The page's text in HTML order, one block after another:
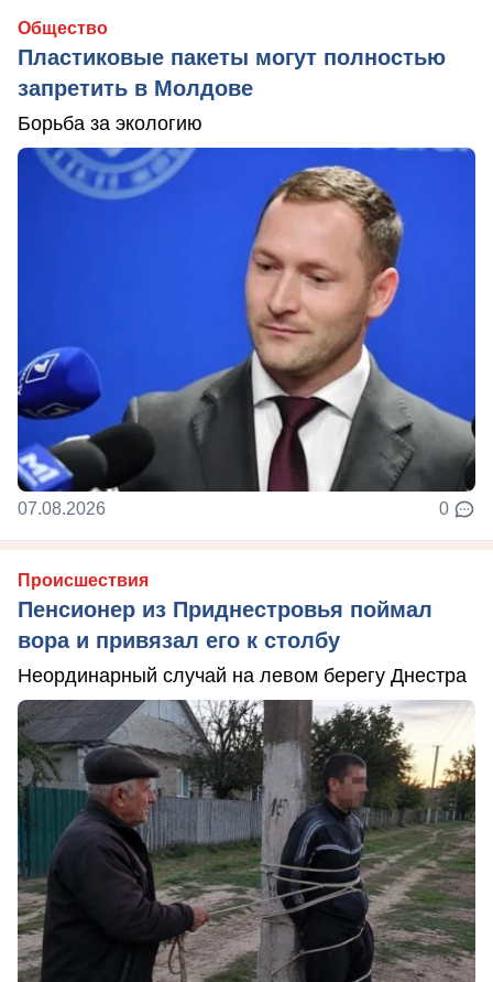
Общество
Пластиковые пакеты могут полностью
запретить в Молдове
Борьба за экологию
07.08.2026 0
Происшествия
Пенсионер из Приднестровья поймал
вора и привязал его к столбу
Неординарный случай на левом берегу Днестра